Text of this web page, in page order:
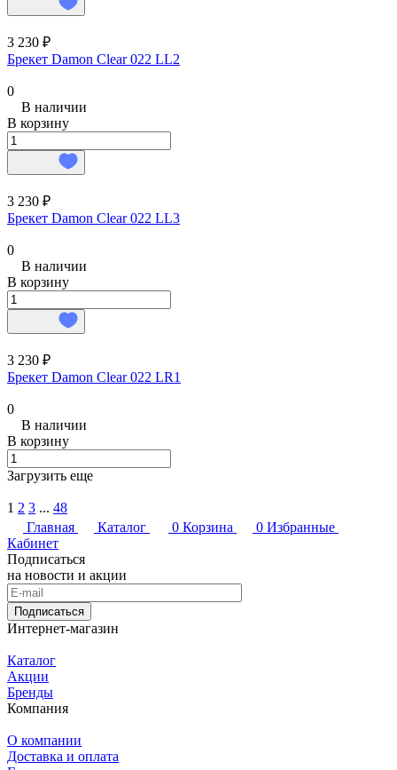
3 230 ₽
Брекет Damon Clear 022 LL2
0
В наличии
В корзину
3 230 ₽
Брекет Damon Clear 022 LL3
0
В наличии
В корзину
3 230 ₽
Брекет Damon Clear 022 LR1
0
В наличии
В корзину
Загрузить еще
1 2 3 ... 48
Главная
Каталог 0 Корзина 0 Избранные
Кабинет
Подписаться
на новости и акции
Подписаться
Интернет-магазин
Каталог
Акции
Бренды
Компания
О компании
Доставка и оплата